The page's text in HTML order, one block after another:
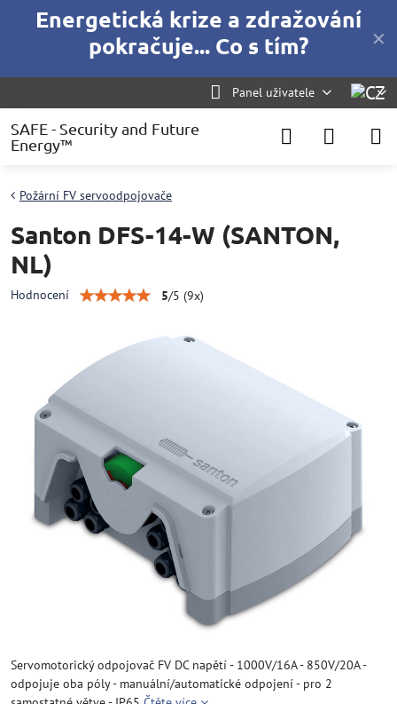
✕
Energetická krize a zdražování
pokračuje... Co s tím?
Panel uživatele
SAFE - Security and Future
Energy™
Požární FV servoodpojovače
Santon DFS-14-W (SANTON,
NL)
Hodnocení 5/5 (9x)
Servomotorický odpojovač FV DC napětí - 1000V/16A - 850V/20A -
odpojuje oba póly - manuální/automatické odpojení - pro 2